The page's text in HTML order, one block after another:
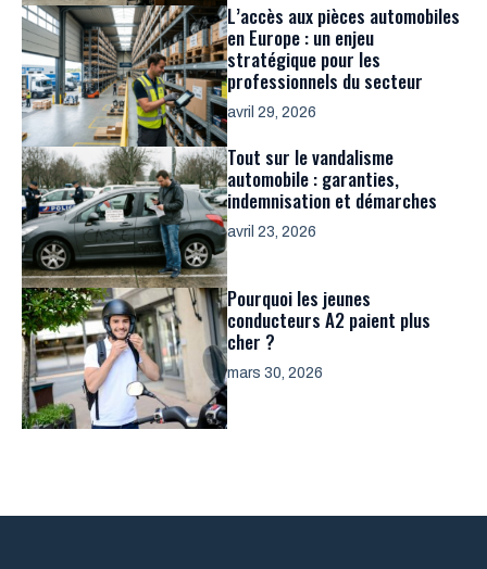
L’accès aux pièces automobiles
en Europe : un enjeu
stratégique pour les
professionnels du secteur
avril 29, 2026
Tout sur le vandalisme
automobile : garanties,
indemnisation et démarches
avril 23, 2026
Pourquoi les jeunes
conducteurs A2 paient plus
cher ?
mars 30, 2026